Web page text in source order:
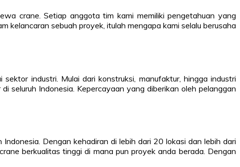
crane. Setiap anggota tim kami memiliki pengetahuan yang
kelancaran sebuah proyek, itulah mengapa kami selalu berusaha
industri. Mulai dari konstruksi, manufaktur, hingga industri
seluruh Indonesia. Kepercayaan yang diberikan oleh pelanggan
Dengan kehadiran di lebih dari 20 lokasi dan lebih dari
berkualitas tinggi di mana pun proyek anda berada. Dengan